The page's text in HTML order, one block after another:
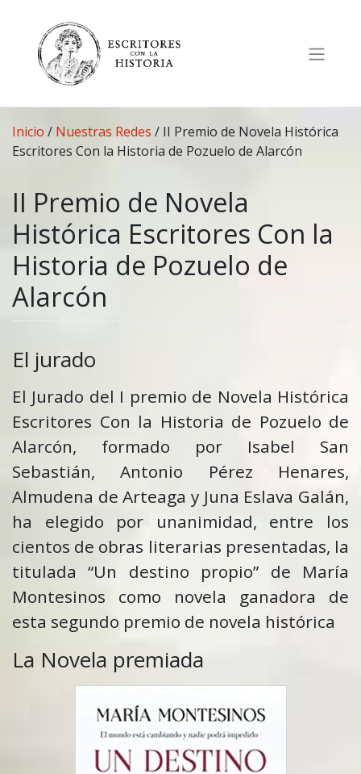
contenido
Inicio / Nuestras Redes / II Premio de Novela Histórica
Escritores Con la Historia de Pozuelo de Alarcón
II Premio de Novela
Histórica Escritores Con la
Historia de Pozuelo de
Alarcón
El jurado
El Jurado del I premio de Novela Histórica
Escritores Con la Historia de Pozuelo de
Alarcón, formado por Isabel San
Sebastián, Antonio Pérez Henares,
Almudena de Arteaga y Juna Eslava Galán,
ha elegido por unanimidad, entre los
cientos de obras literarias presentadas, la
titulada “Un destino propio” de María
Montesinos como novela ganadora de
esta segundo premio de novela histórica
La Novela premiada